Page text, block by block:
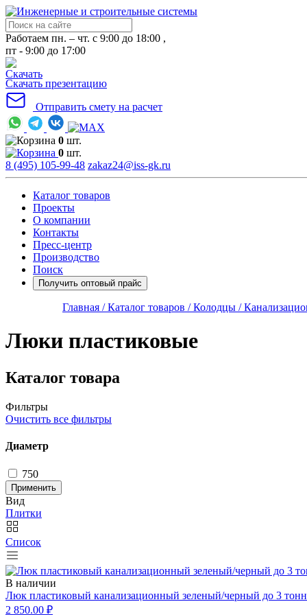
Работаем пн. – чт. с 9:00 до 18:00 ,
пт - 9:00 до 17:00
Скачать презентацию
Отправить смету на расчет
0 шт.
0 шт.
8 (495) 105-99-48 zakaz24@iss-gk.ru
Каталог товаров
Проекты
О компании
Контакты
Пресс-центр
Производство
Поиск
Получить оптовый прайс
Главная /Каталог товаров /Колодцы /
Люки пластиковые
Каталог товара
Фильтры
Очистить все фильтры
Диаметр
750
Применить
Вид
Плитки
Список
В наличии
Люк пластиковый канализационный зеленый/черный до 3
2 850.00 ₽